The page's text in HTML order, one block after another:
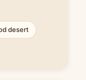
desert